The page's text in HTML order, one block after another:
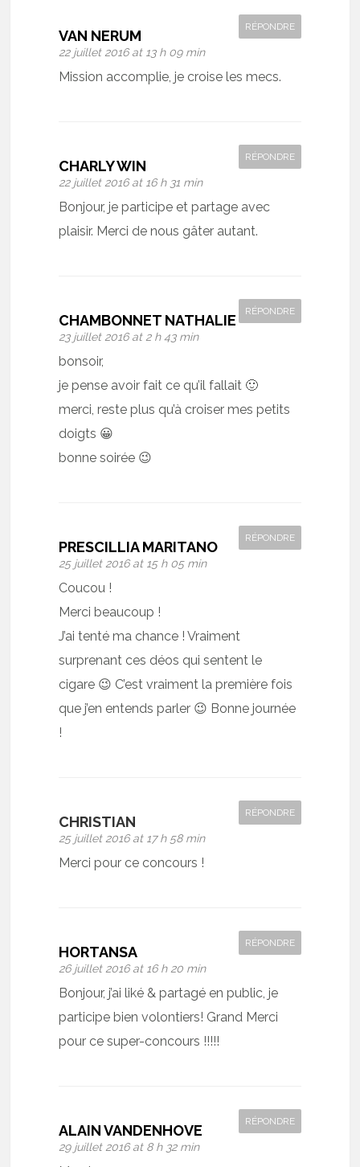
VAN NERUM
22 juillet 2016 at 13 h 09 min
RÉPONDRE
Mission accomplie, je croise les mecs.
CHARLY WIN
22 juillet 2016 at 16 h 31 min
RÉPONDRE
Bonjour, je participe et partage avec
plaisir. Merci de nous gâter autant.
CHAMBONNET NATHALIE
23 juillet 2016 at 2 h 43 min
RÉPONDRE
bonsoir,
je pense avoir fait ce qu’il fallait 🙂
merci, reste plus qu’à croiser mes petits
doigts 😀
bonne soirée 😉
PRESCILLIA MARITANO
25 juillet 2016 at 15 h 05 min
RÉPONDRE
Coucou !
Merci beaucoup !
J’ai tenté ma chance ! Vraiment
surprenant ces déos qui sentent le
cigare 😉 C’est vraiment la première fois
que j’en entends parler 😉 Bonne journée
!
CHRISTIAN
25 juillet 2016 at 17 h 58 min
RÉPONDRE
Merci pour ce concours !
HORTANSA
26 juillet 2016 at 16 h 20 min
RÉPONDRE
Bonjour, j’ai liké & partagé en public, je
participe bien volontiers! Grand Merci
pour ce super-concours !!!!!
ALAIN VANDENHOVE
29 juillet 2016 at 8 h 32 min
RÉPONDRE